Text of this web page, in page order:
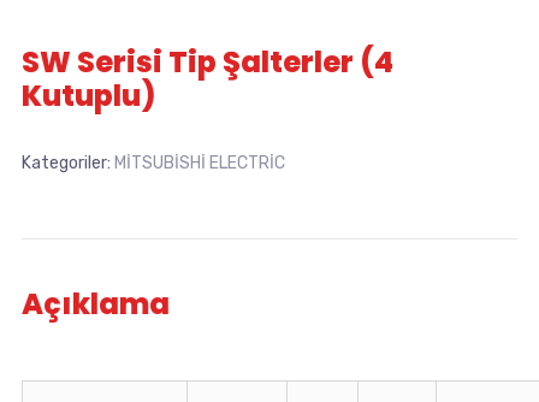
SW Serisi Tip Şalterler (4
Kutuplu)
Kategoriler: MİTSUBİSHİ ELECTRİC
Açıklama